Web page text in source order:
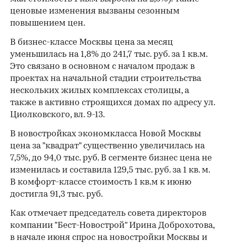
00:00
ценовые изменения вызваны сезонным
повышением цен.
В бизнес-классе Москвы цена за месяц
уменьшилась на 1,8% до 241,7 тыс. руб. за 1 кв.м.
Это связано в основном с началом продаж в
проектах на начальной стадии строительства
нескольких жилых комплексах столицы, а
также в активно строящихся домах по адресу ул.
Циолковского, вл. 9-13.
В новостройках экономкласса Новой Москвы
цена за "квадрат" существенно увеличилась на
7,5%, до 94,0 тыс. руб. В сегменте бизнес цена не
изменилась и составила 129,5 тыс. руб. за 1 кв. м.
В комфорт-классе стоимость 1 кв.м к июню
достигла 91,3 тыс. руб.
Как отмечает председатель совета директоров
компании "Бест-Новострой" Ирина Доброхотова,
в начале июня спрос на новостройки Москвы и